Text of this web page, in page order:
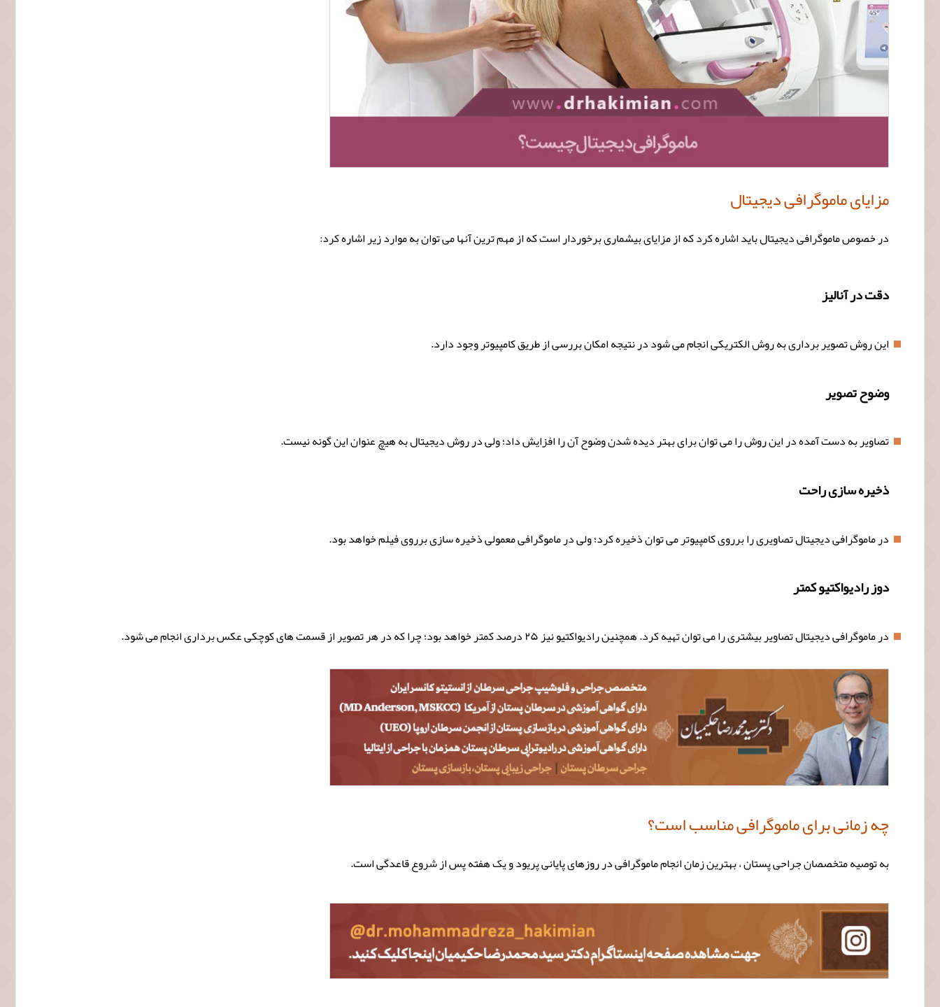
مزایای ماموگرافی دیجیتال
در خصوص ماموگرافی دیجیتال باید اشاره کرد که از مزایای بیشماری برخوردار است که از مهم ترین آنها می توان به موارد زیر اشاره کرد:
دقت در آنالیز
این روش تصویر برداری به روش الکتریکی انجام می شود در نتیجه امکان بررسی از طریق کامپیوتر وجود دارد.
وضوح تصویر
تصاویر به دست آمده در این روش را می توان برای بهتر دیده شدن وضوح آن را افزایش داد؛ ولی در روش دیجیتال به هیچ عنوان این گونه نیست.
ذخیره سازی راحت
در ماموگرافی دیجیتال تصاویری را برروی کامپیوتر می توان ذخیره کرد؛ ولی در ماموگرافی معمولی ذخیره سازی برروی فیلم خواهد بود.
دوز رادیواکتیو کمتر
در ماموگرافی دیجیتال تصاویر بیشتری را می توان تهیه کرد. همچنین رادیواکتیو نیز ۲۵ درصد کمتر خواهد بود؛ چرا که در هر تصویر از قسمت های کوچکی عکس برداری انجام می شود.
چه زمانی برای ماموگرافی مناسب است؟
به توصیه متخصصان جراحی پستان ، بهترین زمان انجام ماموگرافی در روزهای پایانی پریود و یک هفته پس از شروع قاعدگی است.